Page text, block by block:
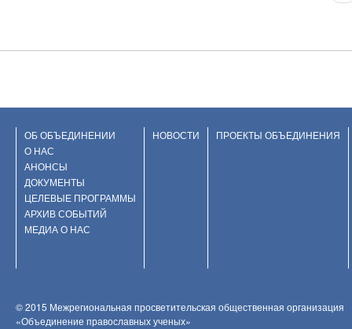
ОБ ОБЪЕДИНЕНИИ
О НАС
АНОНСЫ
ДОКУМЕНТЫ
ЦЕЛЕВЫЕ ПРОГРАММЫ
АРХИВ СОБЫТИЙ
МЕДИА О НАС
НОВОСТИ ПРОЕКТЫ ОБЪЕДИНЕНИЯ
© 2015 Межрегиональная просветительская общественная организация
«Объединение православных ученых»